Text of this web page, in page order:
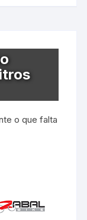
o que falta